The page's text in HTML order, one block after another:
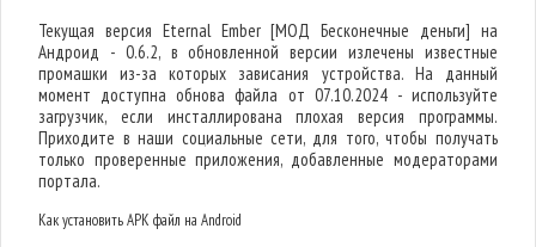
Текущая версия Eternal Ember [МОД Бесконечные деньги] на
Андроид - 0.6.2, в обновленной версии излечены известные
промашки из-за которых зависания устройства. На данный
момент доступна обнова файла от 07.10.2024 - используйте
загрузчик, если инсталлирована плохая версия программы.
Приходите в наши социальные сети, для того, чтобы получать
только проверенные приложения, добавленные модераторами
портала.
Как установить APK файл на Android